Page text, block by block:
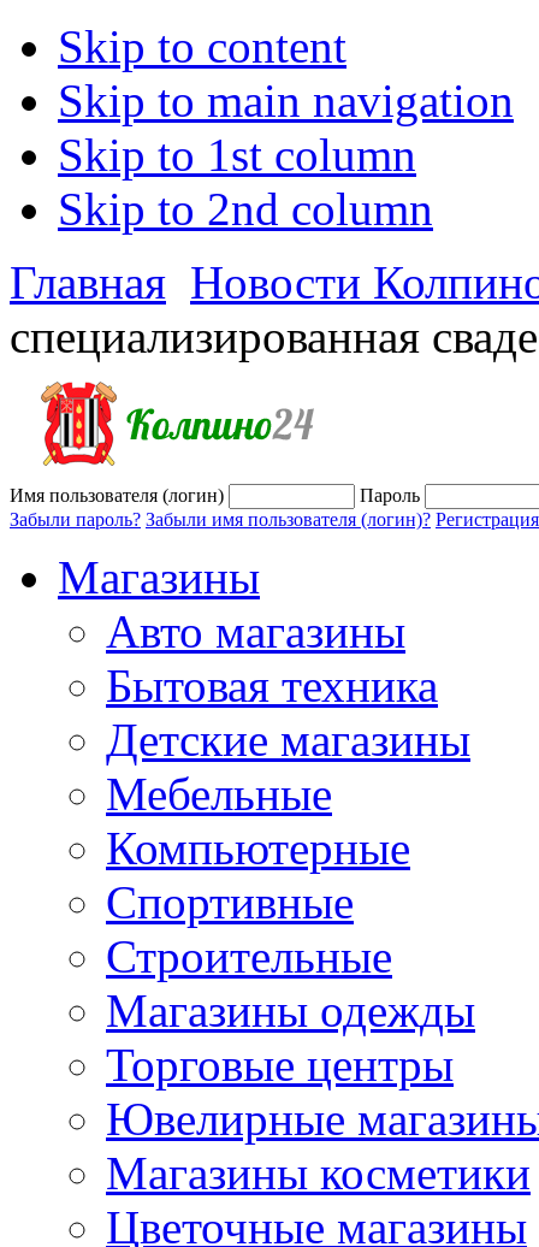
Skip to content
Skip to main navigation
Skip to 1st column
Skip to 2nd column
Главная Новости
специализированная
Имя пользователя (логин)
Пароль
Забыли пароль? Забыли имя пользователя (логин)? Регистрация
Магазины
Авто магазины
Бытовая техника
Детские магазины
Мебельные
Компьютерные
Спортивные
Строительные
Магазины одежды
Торговые центры
Ювелирные
Магазины косметики
Цветочные магазины